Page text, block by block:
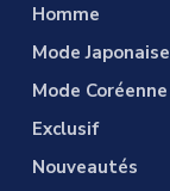
Homme
Mode Japonaise
Mode Coréenne
Exclusif
Nouveautés